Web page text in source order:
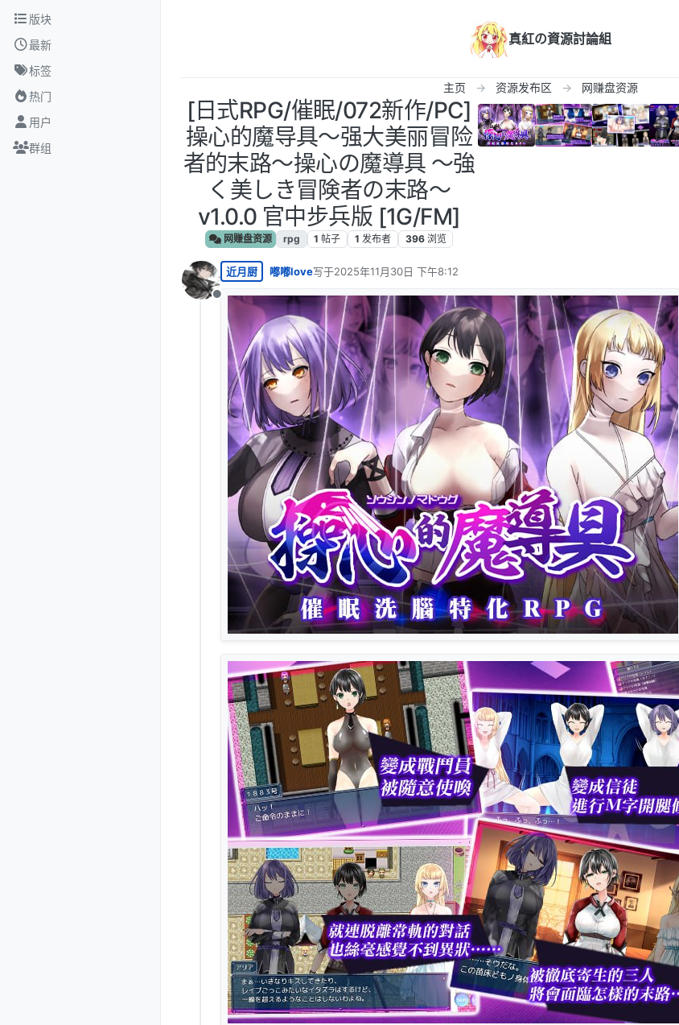
跳转至内容
版块
最新
标签
热门
用户
群组
真紅の資源討論組
主页 资源发布区 网赚盘资源
[日式RPG/催眠/072新作/PC]
操心的魔导具～强大美丽冒险
者的末路～操心の魔導具 ～強
く美しき冒険者の末路～
v1.0.0 官中步兵版 [1G/FM]
网赚盘资源 rpg 1 帖子 1 发布者 396 浏览
离线
近月厨 嘟嘟love写于2025年11月30日 下午8:12
最后由 编辑